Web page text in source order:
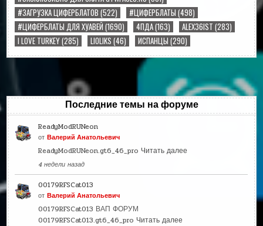
#ЗАГРУЗКА ЦИФЕРБЛАТОВ (522) #ЦИФЕРБЛАТЫ (498)
#ЦИФЕРБЛАТЫ ДЛЯ ХУАВЕЙ (1690) 4ПДА(163) ALEX36IST (283)
I LOVE TURKEY(285) LIOLIKS (46) ИСПАНЦЫ (290)
Последние темы на форуме
ReadyModRUNeon
отВалерий Анатольевич
ReadyModRUNeon.gt6_46_pro Читать далее
4 недели назад
00179RFSCat013
отВалерий Анатольевич
00179RFSCat013 ВАП ФОРУМ
00179RFSCat013.gt6_46_pro Читать далее